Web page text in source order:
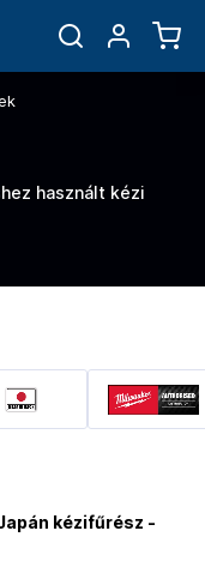
használt kézi
kézifűrész -